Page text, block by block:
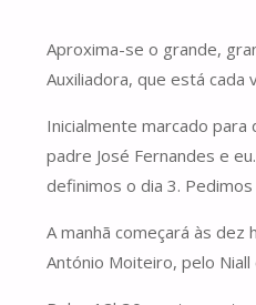
Aproxima-se o grande,
Auxiliadora, que está cada
Inicialmente marcado
padre José Fernandes e
definimos o dia 3.
A manhã começará às
António Moiteiro, pelo Niall